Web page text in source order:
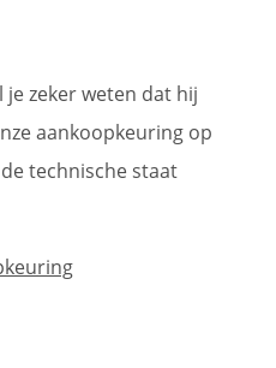
zeker weten dat hij
aankoopkeuring op
technische staat